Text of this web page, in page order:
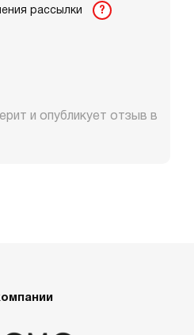
рассылки ?
и опубликует отзыв в